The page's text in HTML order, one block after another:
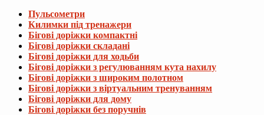
Пульсометри
Килимки під тренажери
Бігові доріжки компактні
Бігові доріжки складані
Бігові доріжки для ходьби
Бігові доріжки з регулюванням кута нахилу
Бігові доріжки з широким полотном
Бігові доріжки з віртуальним тренуванням
Бігові доріжки для дому
Бігові доріжки без поручнів